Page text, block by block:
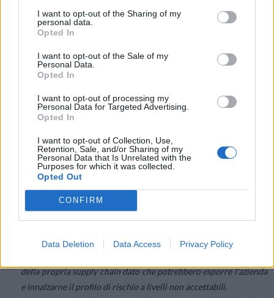
I want to opt-out of the Sharing of my
personal data.
Opted In
I want to opt-out of the Sale of my
Personal Data.
Opted In
I want to opt-out of processing my
Personal Data for Targeted Advertising.
Opted In
I want to opt-out of Collection, Use,
Retention, Sale, and/or Sharing of my
Personal Data that Is Unrelated with the
Purposes for which it was collected.
Opted Out
CONFIRM
Data Deletion Data Access Privacy Policy
l’organizzazione si prenda il tempo necessario per comprendere
quali risorse aziendali critiche siano le più esposte ad un
la business continuity.
Definire e allineare le diverse tolleranze ai cyber risk in tutta
informatico, chiarire i requisiti per i report, stabilire e
implementare regole per la tolleranza dei rischi.
sicurezza che proteggono i sistemi critici – Scomporre i sistemi
mission-critical nei loro componenti e collegamenti, identificare
le minacce e le vulnerabilità, assegnare i rischi per ogni minaccia
e allineare le regole dell’organizzazione in base al possibile
impatto.
partner e le organizzazioni con cui si collabora maggiormente ed
della propria supply chain dato che potrebbero esporre l’azienda
e innalzarne il profilo di rischio a livelli non accettabili.